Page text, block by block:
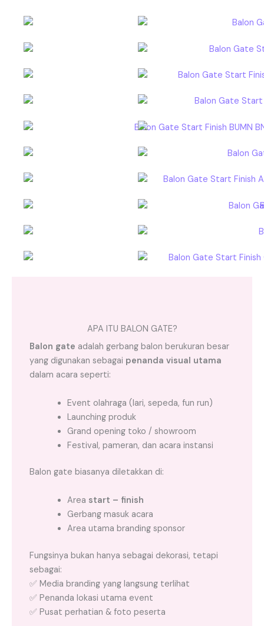
APA ITU BALON GATE?
Balon gate adalah gerbang balon berukuran besar
yang digunakan sebagai penanda visual utama
dalam acara seperti:
Event olahraga (lari, sepeda, fun run)
Launching produk
Grand opening toko / showroom
Festival, pameran, dan acara instansi
Balon gate biasanya diletakkan di:
Area start – finish
Gerbang masuk acara
Area utama branding sponsor
Fungsinya bukan hanya sebagai dekorasi, tetapi
sebagai:
✅ Media branding yang langsung terlihat
✅ Penanda lokasi utama event
✅ Pusat perhatian & foto peserta